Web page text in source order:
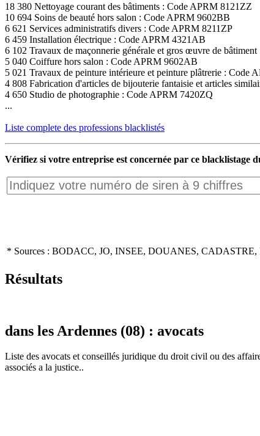
18 380 Nettoyage courant des bâtiments : Code APRM 8121ZZ
10 694 Soins de beauté hors salon : Code APRM 9602BB
6 621 Services administratifs divers : Code APRM 8211ZP
6 459 Installation électrique : Code APRM 4321AB
6 102 Travaux de maçonnerie générale et gros œuvre de
5 040 Coiffure hors salon : Code APRM 9602AB
5 021 Travaux de peinture intérieure et peinture plâtrerie : Code
4 808 Fabrication d'articles de bijouterie fantaisie et articles
4 650 Studio de photographie : Code APRM 7420ZQ
...
Liste complete des professions blacklistés
Vérifiez si votre entreprise est concernée par ce blacklistage
* Sources : BODACC, JO, INSEE, DOUANES,
Résultats
dans les Ardennes (08) : avocats
Liste des avocats et conseillés juridique du droit civil ou des
associés a la justice..